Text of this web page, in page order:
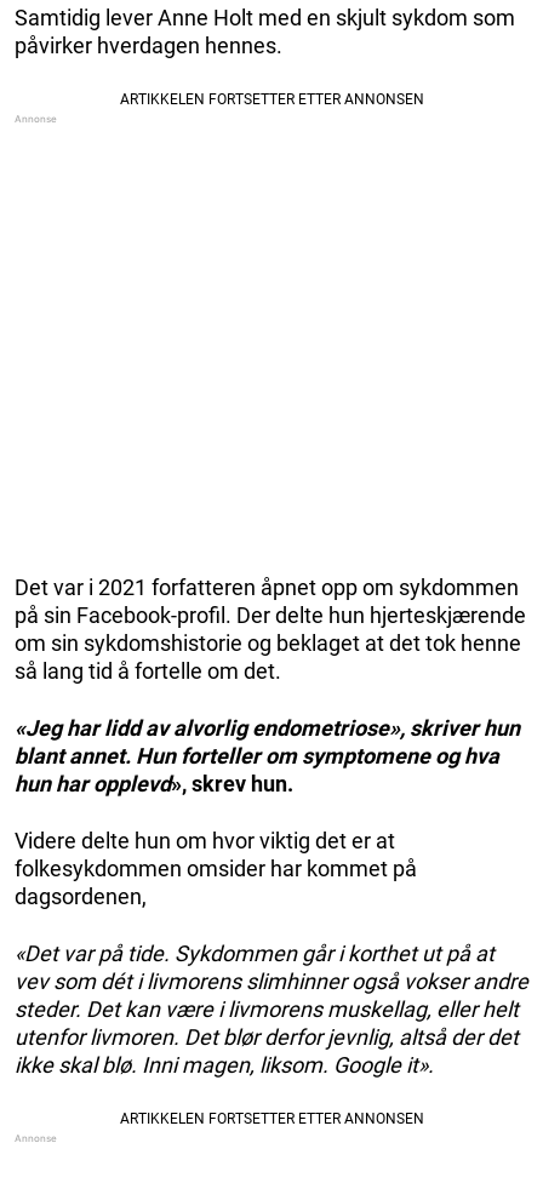
Samtidig lever Anne Holt med en skjult sykdom som
påvirker hverdagen hennes.
Det var i 2021 forfatteren åpnet opp om sykdommen
på sin Facebook-profil. Der delte hun hjerteskjærende
om sin sykdomshistorie og beklaget at det tok henne
så lang tid å fortelle om det.
«Jeg har lidd av alvorlig endometriose», skriver hun
blant annet. Hun forteller om symptomene og hva
hun har opplevd», skrev hun.
Videre delte hun om hvor viktig det er at
folkesykdommen omsider har kommet på
dagsordenen,
«Det var på tide. Sykdommen går i korthet ut på at
vev som dét i livmorens slimhinner også vokser andre
steder. Det kan være i livmorens muskellag, eller helt
utenfor livmoren. Det blør derfor jevnlig, altså der det
ikke skal blø. Inni magen, liksom. Google it».